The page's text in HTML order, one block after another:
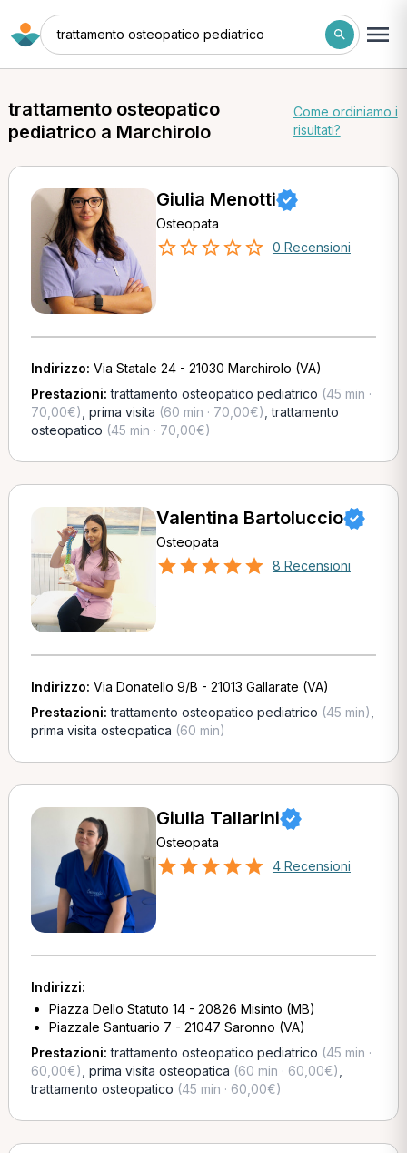
trattamento osteopatico pediatrico
trattamento osteopatico
pediatrico a Marchirolo
Come ordiniamo i
risultati?
Giulia Menotti
Osteopata
0 Recensioni
Indirizzo: Via Statale 24 - 21030 Marchirolo (VA)
Prestazioni:trattamento osteopatico pediatrico (45 min ·
70,00€) prima visita (60 min · 70,00€) ,trattamento
osteopatico (45 min · 70,00€)
Valentina Bartoluccio
Osteopata
8 Recensioni
Indirizzo: Via Donatello 9/B - 21013 Gallarate (VA)
Prestazioni:trattamento osteopatico pediatrico (45 min)
prima visita osteopatica (60 min)
Giulia Tallarini
Osteopata
4 Recensioni
Indirizzi:
Piazza Dello Statuto 14 - 20826 Misinto (MB)
Piazzale Santuario 7 - 21047 Saronno (VA)
Prestazioni:trattamento osteopatico pediatrico (45 min ·
60,00€) prima visita osteopatica (60 min · 60,00€)
trattamento osteopatico (45 min · 60,00€)